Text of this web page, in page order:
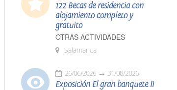
122 Becas de residencia con
alojamiento completo y
gratuito
OTRAS ACTIVIDADES
Salamanca
26/06/2026 31/08/2026
Exposición El gran banquete II